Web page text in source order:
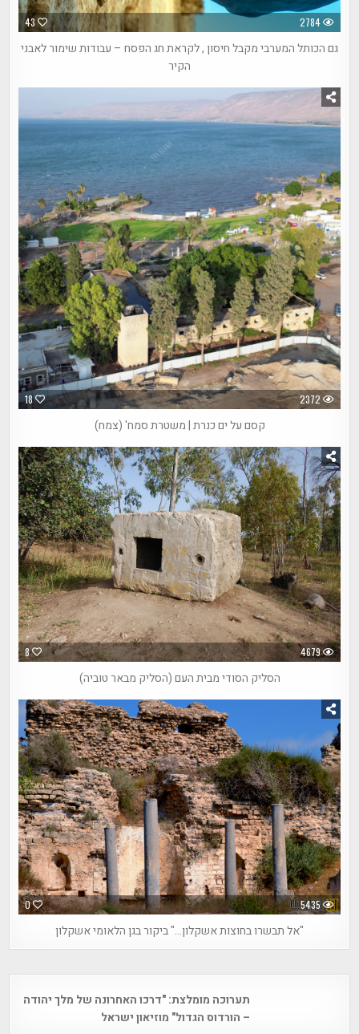
43 2784
גם הכותל המערבי מקבל חיסון , לקראת חג הפסח – עבודות שימור לאבני
הקיר
18 2372
קסם על ים כנרת | משטרת סמח' (צמח)
8 4679
הסליק הסודי מבית העם (הסליק מבאר טוביה)
0 5435
"אל תבשרו בחוצות אשקלון…" ביקור בגן הלאומי אשקלון
navigationתערוכה מומלצת: "דרכו האחרונה של מלך יהודה
– הורדוס הגדול" מוזיאון ישראל